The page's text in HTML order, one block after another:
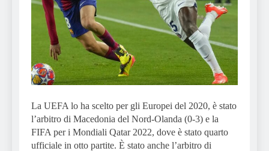
La UEFA lo ha scelto per gli Europei del 2020, è stato
l’arbitro di Macedonia del Nord-Olanda (0-3) e la
FIFA per i Mondiali Qatar 2022, dove è stato quarto
ufficiale in otto partite. È stato anche l’arbitro di